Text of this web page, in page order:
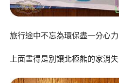
旅行途中不忘為環保盡一分心力
上面畫得是別讓北極熊的家消失